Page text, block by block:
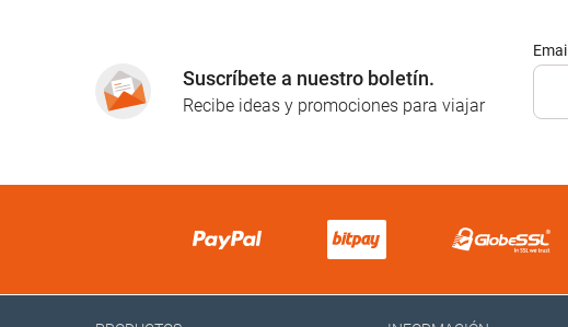
Suscríbete a nuestro boletín.
Recibe ideas y promociones para viajar
Email